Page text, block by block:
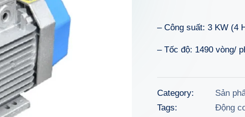
– Công suất: 3 KW (4
– Tốc độ: 1490 vòng/
Category:
Sản
Tags:
Động